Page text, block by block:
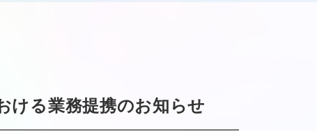
ける業務提携のお知らせ